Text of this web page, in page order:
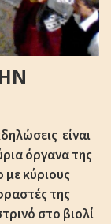
είναι
όργανα της
με κύριους
της
στο βιολί